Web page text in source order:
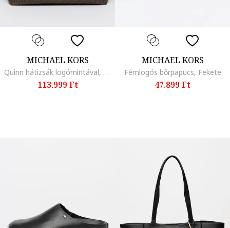
MICHAEL KORS
Quinn hátizsák logómintával, Barna
113.999 Ft
MICHAEL KORS
Fémlogós bőrpapucs, Fekete
47.899 Ft